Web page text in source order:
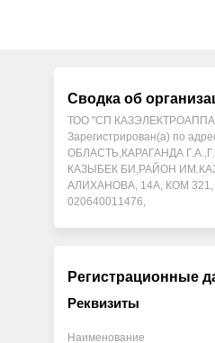
Сводка об
ТОО "СП
Зарегистрирован(а) по
ОБЛАСТЬ,КАРАГАНДА
КАЗЫБЕК БИ,РАЙОН
АЛИХАНОВА, 14А, КОМ 321, Присвоен БИН (ИНН)
020640011476,
Регистрационные
Реквизиты
Наименование